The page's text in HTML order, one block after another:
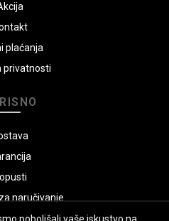
plaćanja
privatnosti
naručivanje